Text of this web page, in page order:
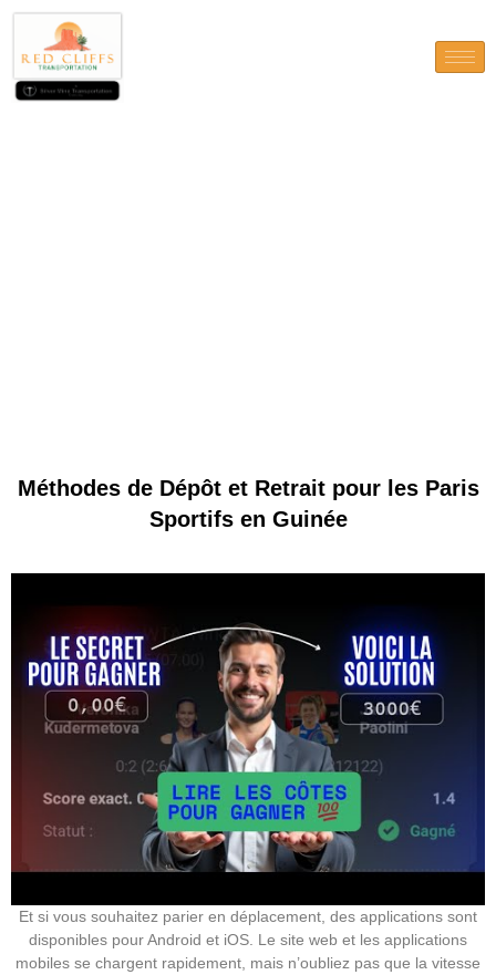
Méthodes de Dépôt et Retrait pour les Paris
Sportifs en Guinée
Et si vous souhaitez parier en déplacement, des applications sont
disponibles pour Android et iOS. Le site web et les applications
mobiles se chargent rapidement, mais n’oubliez pas que la vitesse